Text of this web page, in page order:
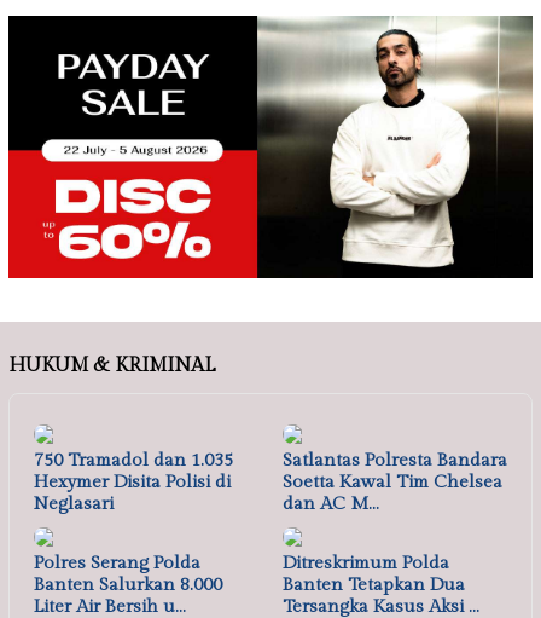
HUKUM & KRIMINAL
750 Tramadol dan 1.035
Hexymer Disita Polisi di
Neglasari
Satlantas Polresta Bandara
Soetta Kawal Tim Chelsea
dan AC M…
Polres Serang Polda
Banten Salurkan 8.000
Liter Air Bersih u…
Ditreskrimum Polda
Banten Tetapkan Dua
Tersangka Kasus Aksi …